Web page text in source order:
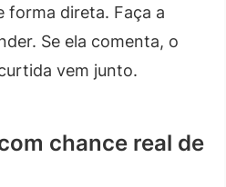
forma direta. Faça a
Se ela comenta, o
vem junto.
chance real de